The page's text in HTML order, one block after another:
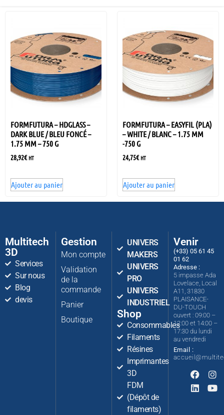
FORMFUTURA – HDGLASS –
DARK BLUE / BLEU FONCÉ –
1.75 MM – 750 G
28,92€ HT
Ajouter au panier
FORMFUTURA – EASYFIL (PLA)
– WHITE / BLANC – 1.75 MM
-750 G
24,75€ HT
Ajouter au panier
Multitech
3D
Services
Sur nous
Blog
devis
Gestion
Mon compte
Validation
de la
commande
Panier
Boutique
UNIVERS
MAKERS
UNIVERS
PRO
UNIVERS
INDUSTRIEL
Shop
Consommables
Filaments
Résines
Imprimantes
3D
FDM
(Dépôt de
filaments)
Venir
(+33) 05 61 45
01 62
Adresse :
5 impasse Ada
Lovelace, Local
A11, 31830
PLAISANCE-
DU-TOUCH
ouvert : 09:00 –
12:00 et 14:00 –
17:30 du lundi
au vendredi
Email :